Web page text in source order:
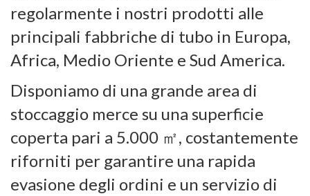
regolarmente i nostri prodotti alle
principali fabbriche di tubo in Europa,
Africa, Medio Oriente e Sud America.
Disponiamo di una grande area di
stoccaggio merce su una superficie
coperta pari a 5.000 ㎡, costantemente
riforniti per garantire una rapida
evasione degli ordini e un servizio di